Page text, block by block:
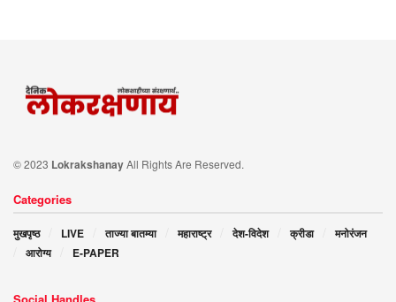
© 2023 LokrakshanayAll Rights Are Reserved.
Categories
मुखपृष्ठ LIVE ताज्या बातम्या महाराष्ट्र देश-विदेश क्रीडा
मनोरंजन
आरोग्य
E-PAPER